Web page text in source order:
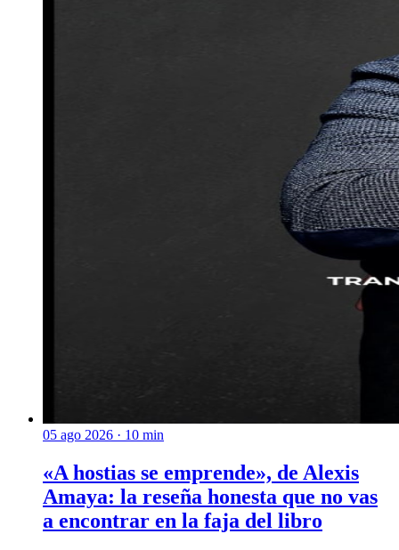
05 ago 2026 · 10 min
«A hostias se emprende», de Alexis
Amaya: la reseña honesta que no vas
a encontrar en la faja del libro